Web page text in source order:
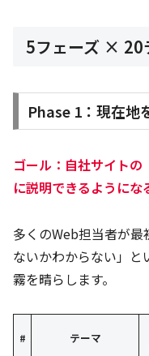
5フェーズ × 20
Phase 1：現在地
ゴール：自社サイト
に説明できるようにな
多くのWeb担当者が
ないかわからない」と
霧を晴らします。
# テーマ